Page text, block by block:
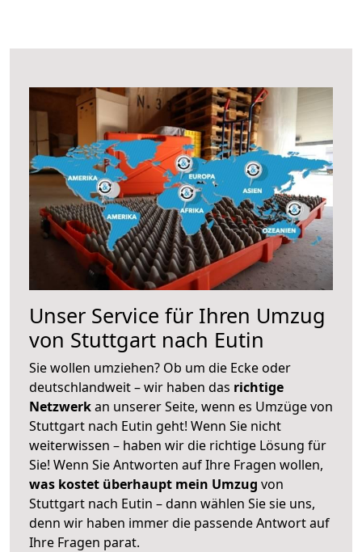
Unser Service für Ihren Umzug
von Stuttgart nach Eutin
Sie wollen umziehen? Ob um die Ecke oder
deutschlandweit – wir haben das richtige
Netzwerkan unserer Seite, wenn es Umzüge von
Stuttgart nach Eutin geht! Wenn Sie nicht
weiterwissen – haben wir die richtige Lösung für
Sie! Wenn Sie Antworten auf Ihre Fragen wollen,
was kostet überhaupt mein Umzug von
Stuttgart nach Eutin – dann wählen Sie sie uns,
denn wir haben immer die passende Antwort auf
Ihre Fragen parat.